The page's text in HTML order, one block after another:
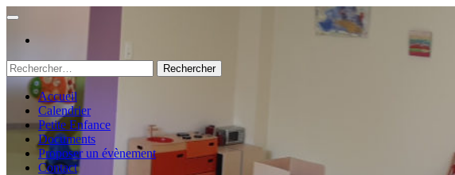
Rechercher :
Accueil
Calendrier
Petite Enfance
Documents
Proposer un évènement
Contact